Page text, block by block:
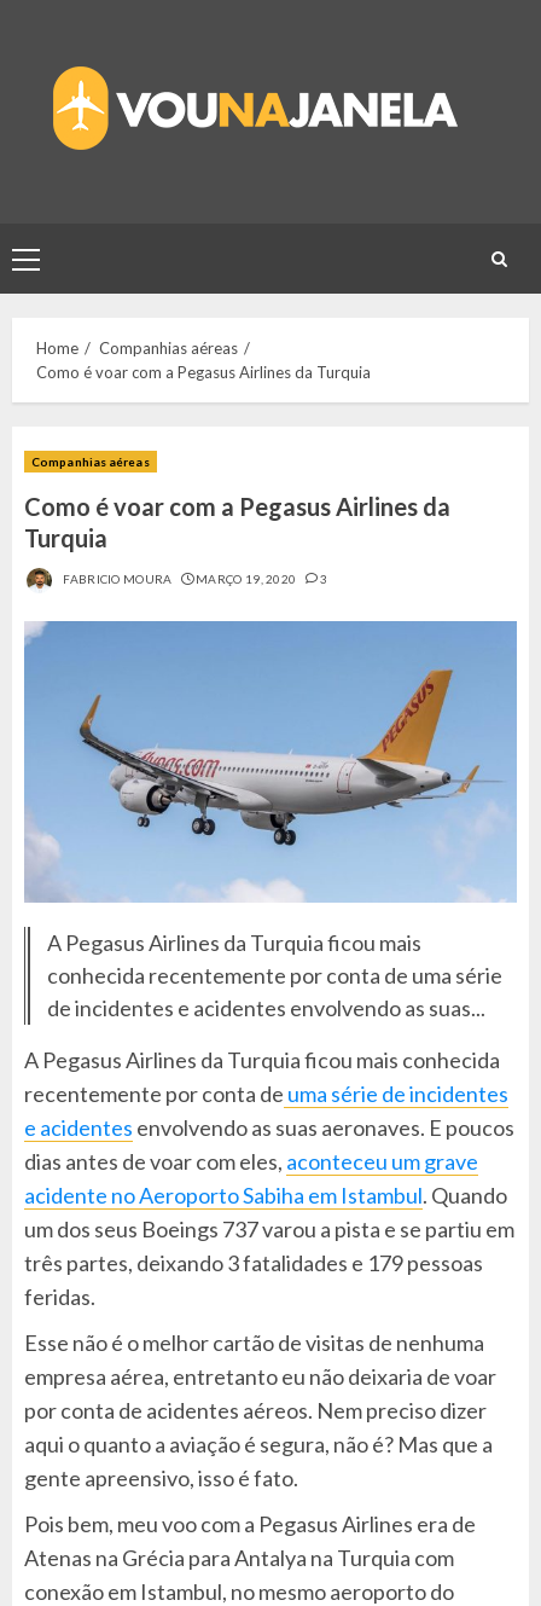
content
Primary
Menu
Home
Companhias aéreas
Como é voar com a Pegasus Airlines da Turquia
Companhias aéreas
Como é voar com a Pegasus Airlines da
Turquia
FABRICIO MOURA MARÇO 19, 2020 3
A Pegasus Airlines da Turquia ficou mais
conhecida recentemente por conta de uma série
de incidentes e acidentes envolvendo as suas...
A Pegasus Airlines da Turquia ficou mais conhecida
recentemente por conta de uma série de incidentes
e acidentes envolvendo as suas aeronaves. E poucos
dias antes de voar com eles, aconteceu um grave
acidente no Aeroporto Sabiha em Istambul. Quando
um dos seus Boeings 737 varou a pista e se partiu em
três partes, deixando 3 fatalidades e 179 pessoas
feridas.
Esse não é o melhor cartão de visitas de nenhuma
empresa aérea, entretanto eu não deixaria de voar
por conta de acidentes aéreos. Nem preciso dizer
aqui o quanto a aviação é segura, não é? Mas que a
gente apreensivo, isso é fato.
Pois bem, meu voo com a Pegasus Airlines era de
Atenas na Grécia para Antalya na Turquia com
conexão em Istambul, no mesmo aeroporto do